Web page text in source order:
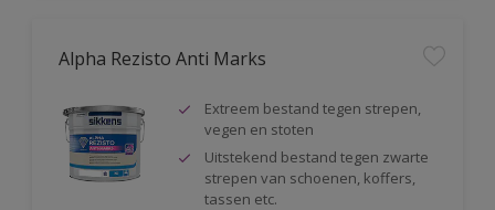
Alpha Rezisto Anti Marks
Extreem bestand tegen strepen,
vegen en stoten
Uitstekend bestand tegen zwarte
strepen van schoenen, koffers,
tassen etc.